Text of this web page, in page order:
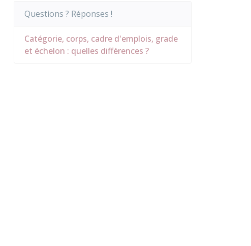
Questions ? Réponses !
Catégorie, corps, cadre d'emplois, grade
et échelon : quelles différences ?